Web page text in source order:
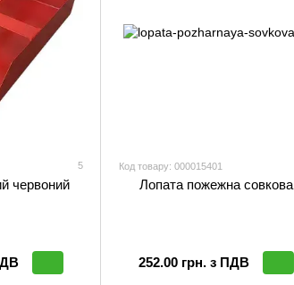
5
червоний
Код товару: 000015401
Лопата пожежна совкова
252.00 грн. з ПДВ